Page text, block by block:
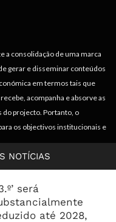
NOTÍCIAS
será
até 2028,
a consolidação de uma marca
gerar e disseminar conteúdos
em termos tais que
acompanha e absorve as
projecto. Portanto, o
os objectivos institucionais e